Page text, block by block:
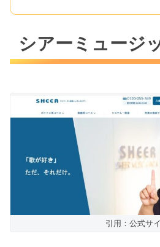
シアーミュージ
引用：公式サ